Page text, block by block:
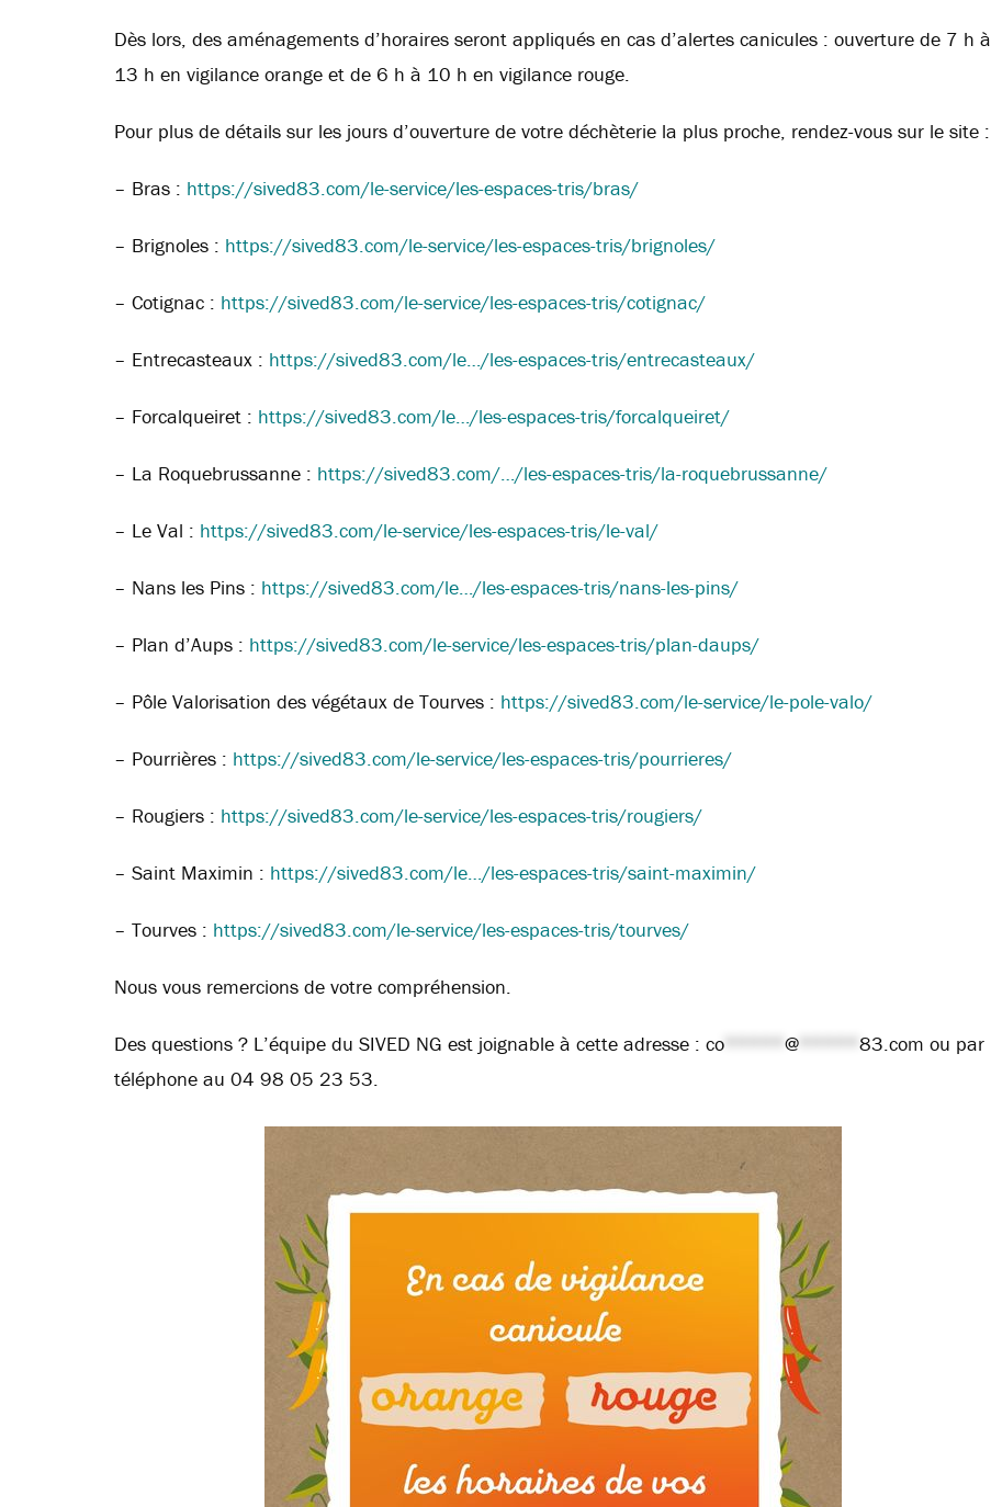
Dès lors, des aménagements d’horaires seront appliqués en cas d’alertes canicules : ouverture de 7 h à
13 h en vigilance orange et de 6 h à 10 h en vigilance rouge.
Pour plus de détails sur les jours d’ouverture de votre déchèterie la plus proche, rendez-vous sur le site :
– Bras : https://sived83.com/le-service/les-espaces-tris/bras/
– Brignoles : https://sived83.com/le-service/les-espaces-tris/brignoles/
– Cotignac : https://sived83.com/le-service/les-espaces-tris/cotignac/
– Entrecasteaux : https://sived83.com/le…/les-espaces-tris/entrecasteaux/
– Forcalqueiret : https://sived83.com/le…/les-espaces-tris/forcalqueiret/
– La Roquebrussanne : https://sived83.com/…/les-espaces-tris/la-roquebrussanne/
– Le Val : https://sived83.com/le-service/les-espaces-tris/le-val/
– Nans les Pins : https://sived83.com/le…/les-espaces-tris/nans-les-pins/
– Plan d’Aups : https://sived83.com/le-service/les-espaces-tris/plan-daups/
– Pôle Valorisation des végétaux de Tourves : https://sived83.com/le-service/le-pole-valo/
– Pourrières : https://sived83.com/le-service/les-espaces-tris/pourrieres/
– Rougiers : https://sived83.com/le-service/les-espaces-tris/rougiers/
– Saint Maximin : https://sived83.com/le…/les-espaces-tris/saint-maximin/
– Tourves : https://sived83.com/le-service/les-espaces-tris/tourves/
Nous vous remercions de votre compréhension.
Des questions ? L’équipe du SIVED NG est joignable à cette adresse : co @ 83.com ou par
téléphone au 04 98 05 23 53.